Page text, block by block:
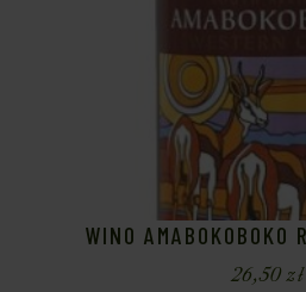
WINO
26,50zł